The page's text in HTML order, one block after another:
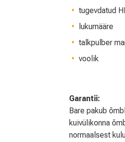
tugevdatud
lukumääre
talkpulber
voolik
Garantii:
Bare pakub
kuivülikonna
normaalsest